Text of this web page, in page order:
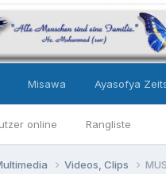
online Rangliste
Misawa Ayasofya
Videos, Clips